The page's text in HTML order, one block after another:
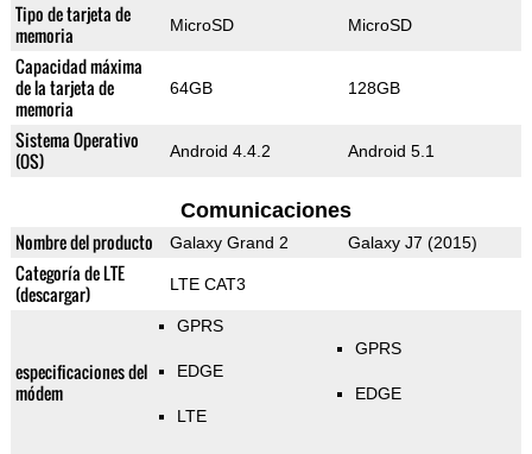
Tipo de tarjeta de
memoria
MicroSD MicroSD
Capacidad máxima
de la tarjeta de
memoria
64GB 128GB
Sistema Operativo
(OS)
Android 4.4.2 Android 5.1
Comunicaciones
Nombre del producto Galaxy Grand 2 Galaxy J7 (2015)
Categoría de LTE
(descargar)
LTE CAT3
especificaciones del
módem
GPRS
EDGE
LTE
GPRS
EDGE